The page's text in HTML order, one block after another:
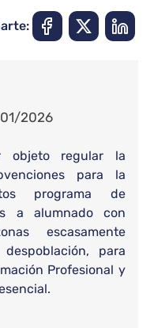
2026
objeto regular la
para la
programa de
a alumnado con
escasamente
para
Profesional y